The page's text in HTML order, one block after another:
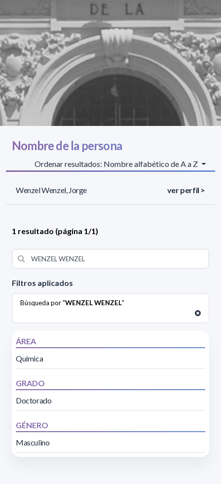
Filtros aplicados
Búsqueda por "WENZEL WENZEL"
ÁREA
Química
GRADO
Doctorado
GÉNERO
Masculino
Nombre de la persona
Ordenar resultados: Nombre alfabético de A a Z
Wenzel Wenzel, Jorge ver perfil >
1 resultado (página 1/1)